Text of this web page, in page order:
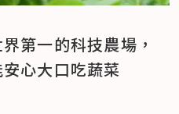
第一的科技農場，
心大口吃蔬菜